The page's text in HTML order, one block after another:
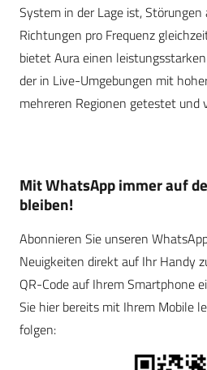
System in der Lage ist, Störungen
Richtungen pro Frequenz
bietet Aura einen
der in Live-Umgebungen mit
mehreren Regionen getestet und
Mit WhatsApp immer auf
bleiben!
Abonnieren Sie unseren
Neuigkeiten direkt auf Ihr Handy
QR-Code auf Ihrem Smartphone
Sie hier bereits mit Ihrem Mobile
folgen: